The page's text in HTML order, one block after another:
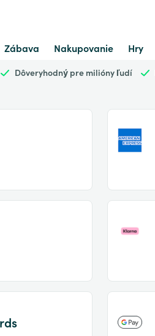
Zábava Nakupovanie Hry
Dôveryhodný pre milióny ľudí